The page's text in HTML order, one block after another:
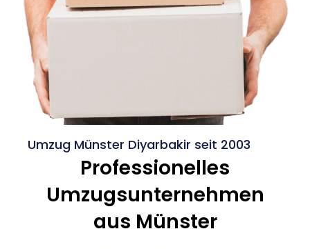
Umzug Münster Diyarbakir seit 2003
Professionelles
Umzugsunternehmen
aus Münster